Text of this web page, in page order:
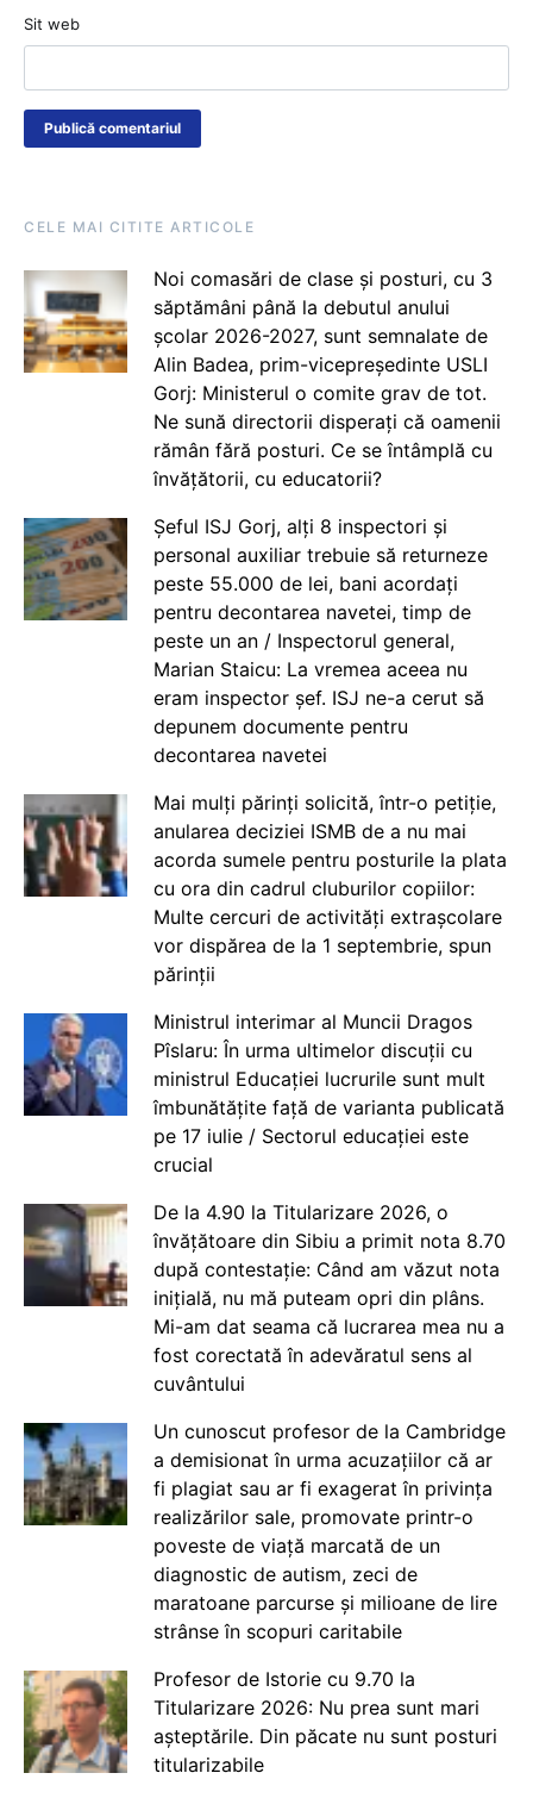
Sit web
CELE MAI CITITE ARTICOLE
Noi comasări de clase și posturi, cu 3
săptămâni până la debutul anului
școlar 2026-2027, sunt semnalate de
Alin Badea, prim-vicepreședinte USLI
Gorj: Ministerul o comite grav de tot.
Ne sună directorii disperați că oamenii
rămân fără posturi. Ce se întâmplă cu
învățătorii, cu educatorii?
Șeful ISJ Gorj, alți 8 inspectori și
personal auxiliar trebuie să returneze
peste 55.000 de lei, bani acordați
pentru decontarea navetei, timp de
peste un an / Inspectorul general,
Marian Staicu: La vremea aceea nu
eram inspector șef. ISJ ne-a cerut să
depunem documente pentru
decontarea navetei
Mai mulți părinți solicită, într-o petiție,
anularea deciziei ISMB de a nu mai
acorda sumele pentru posturile la plata
cu ora din cadrul cluburilor copiilor:
Multe cercuri de activități extrașcolare
vor dispărea de la 1 septembrie, spun
părinții
Ministrul interimar al Muncii Dragos
Pîslaru: În urma ultimelor discuții cu
ministrul Educației lucrurile sunt mult
îmbunătățite față de varianta publicată
pe 17 iulie / Sectorul educației este
crucial
De la 4.90 la Titularizare 2026, o
învățătoare din Sibiu a primit nota 8.70
după contestație: Când am văzut nota
inițială, nu mă puteam opri din plâns.
Mi-am dat seama că lucrarea mea nu a
fost corectată în adevăratul sens al
cuvântului
Un cunoscut profesor de la Cambridge
a demisionat în urma acuzațiilor că ar
fi plagiat sau ar fi exagerat în privința
realizărilor sale, promovate printr-o
poveste de viață marcată de un
diagnostic de autism, zeci de
maratoane parcurse și milioane de lire
strânse în scopuri caritabile
Profesor de Istorie cu 9.70 la
Titularizare 2026: Nu prea sunt mari
așteptările. Din păcate nu sunt posturi
titularizabile